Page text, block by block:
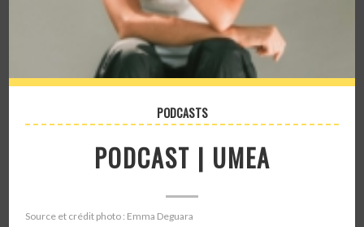
PODCASTS
PODCAST | UMEA
Source et crédit photo : Emma Deguara